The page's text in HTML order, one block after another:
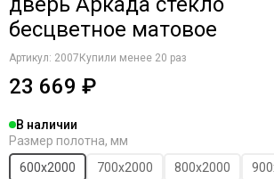
бесцветное матовое
Артикул: 2007 Купили менее 20 раз
23 669 ₽
В наличии
Размер полотна, мм
600х2000
700х2000 800х2000